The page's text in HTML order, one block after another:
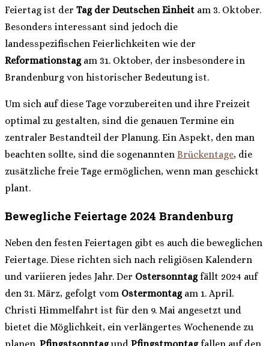
Feiertag ist der Tag der Deutschen Einheit am 3. Oktober.
Besonders interessant sind jedoch die
landesspezifischen Feierlichkeiten wie der
Reformationstagam 31. Oktober, der insbesondere in
Brandenburg von historischer Bedeutung ist.
Um sich auf diese Tage vorzubereiten und ihre Freizeit
optimal zu gestalten, sind die genauen Termine ein
zentraler Bestandteil der Planung. Ein Aspekt, den man
beachten sollte, sind die sogenannten Brückentage, die
zusätzliche freie Tage ermöglichen, wenn man geschickt
plant.
Bewegliche Feiertage 2024 Brandenburg
Neben den festen Feiertagen gibt es auch die beweglichen
Feiertage. Diese richten sich nach religiösen Kalendern
und variieren jedes Jahr. Der Ostersonntagfällt 2024 auf
den 31. März, gefolgt vom Ostermontagam 1. April.
Christi Himmelfahrt ist für den 9. Mai angesetzt und
bietet die Möglichkeit, ein verlängertes Wochenende zu
planen. Pfingstsonntagund Pfingstmontagfallen auf den